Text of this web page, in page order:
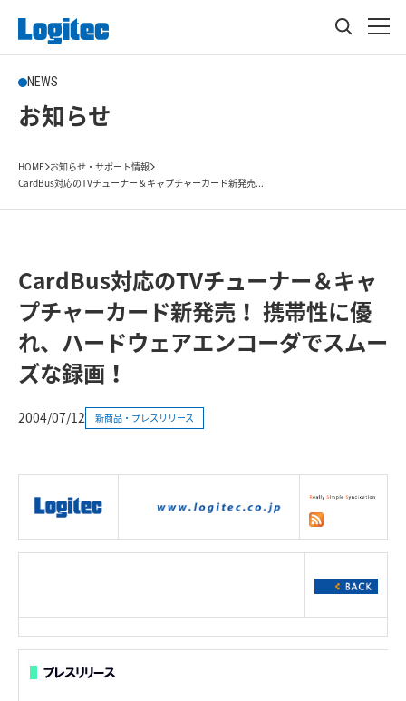
NEWS
お知らせ
HOME お知らせ・サポート情報
CardBus対応のTVチューナー＆キャプチャーカード新発売...
CardBus対応のTVチューナー＆キャ
プチャーカード新発売！ 携帯性に優
れ、ハードウェアエンコーダでスムー
ズな録画！
2004/07/12 新商品・プレスリリース